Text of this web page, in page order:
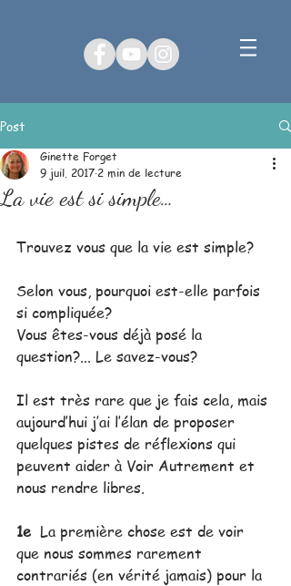
Post
La vie est si simple…
Ginette Forget
9 juil. 2017 2 min de lecture
Trouvez vous que la vie est simple?
Selon vous, pourquoi est-elle parfois
si compliquée?
Vous êtes-vous déjà posé la
question?... Le savez-vous?
Il est très rare que je fais cela, mais
aujourd’hui j’ai l’élan de proposer
quelques pistes de réflexions qui
peuvent aider à Voir Autrement et
nous rendre libres.
1e
  La première chose est de voir
que nous sommes rarement
contrariés (en vérité jamais) pour la